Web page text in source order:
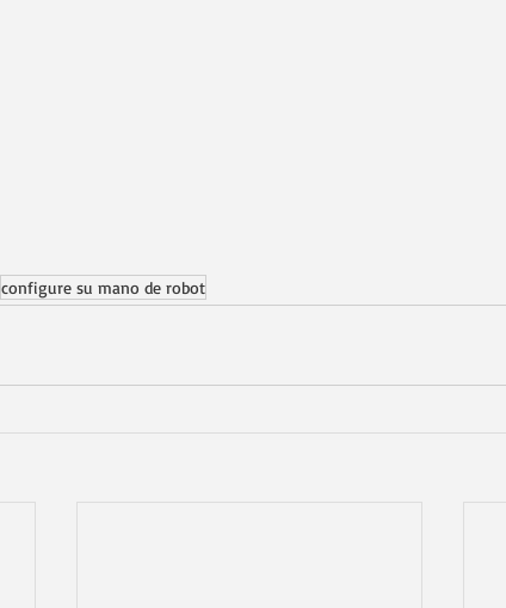
configure su mano de robot